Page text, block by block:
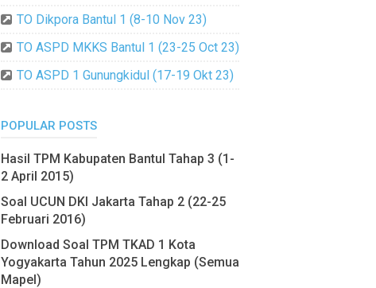
TO Dikpora Bantul 1 (8-10 Nov 23)
TO ASPD MKKS Bantul 1 (23-25 Oct 23)
TO ASPD 1 Gunungkidul (17-19 Okt 23)
POPULAR POSTS
Hasil TPM Kabupaten Bantul Tahap 3 (1-
2 April 2015)
Soal UCUN DKI Jakarta Tahap 2 (22-25
Februari 2016)
Download Soal TPM TKAD 1 Kota
Yogyakarta Tahun 2025 Lengkap (Semua
Mapel)